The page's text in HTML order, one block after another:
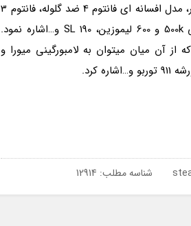
مجموعه غنی از مدل های رولز-رویس از جمله رولزرویس سیلور گوست احمد شاه قاجار، مدل افسانه ای فانتوم 4 ضد گلوله، فانتوم 3
و...دیده می گردد. ضمناًًً از مجموعه بنز غنی این موزه هم میتوان به مدل استثنایی 500k و 600 لیموزین، 190 SL و…اشاره نمود.
آن میان میتوان به لامبورگینی میورا و
شناسه مطلب: 12914